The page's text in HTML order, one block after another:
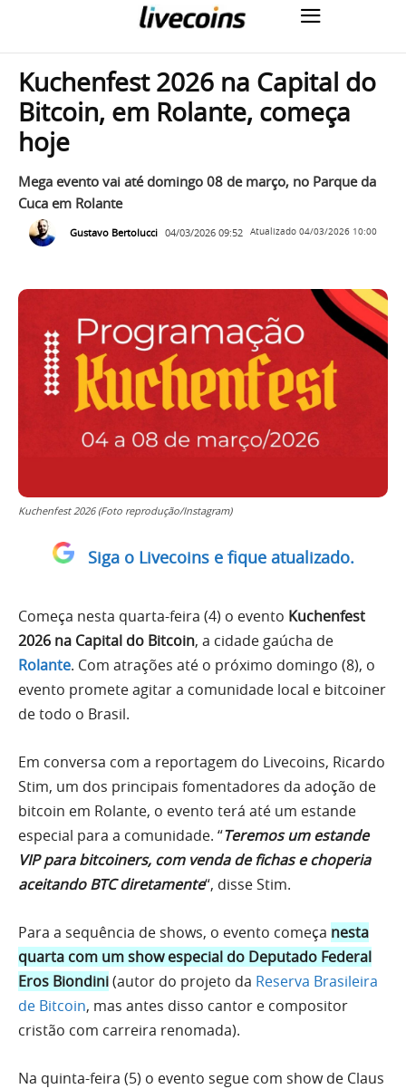
Kuchenfest 2026 na Capital do
Bitcoin, em Rolante, começa
hoje
Mega evento vai até domingo 08 de março, no Parque da
Cuca em Rolante
Gustavo Bertolucci 04/03/2026 09:52 Atualizado 04/03/2026 10:00
Kuchenfest 2026 (Foto reprodução/Instagram)
Siga o Livecoins e fique atualizado.
Começa nesta quarta-feira (4) o evento Kuchenfest
2026 na Capital do Bitcoin, a cidade gaúcha de
Rolante. Com atrações até o próximo domingo (8), o
evento promete agitar a comunidade local e bitcoiner
de todo o Brasil.
Em conversa com a reportagem do Livecoins, Ricardo
Stim, um dos principais fomentadores da adoção de
bitcoin em Rolante, o evento terá até um estande
especial para a comunidade. “Teremos um estande
VIP para bitcoiners, com venda de fichas e choperia
aceitando BTC diretamente“, disse Stim.
Para a sequência de shows, o evento começa nesta
quarta com um show especial do Deputado Federal
Eros Biondini(autor do projeto da Reserva Brasileira
de Bitcoin, mas antes disso cantor e compositor
cristão com carreira renomada).
Na quinta-feira (5) o evento segue com show de Claus